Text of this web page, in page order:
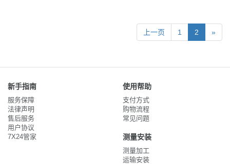
上一页 1 2 »
新手指南
服务保障
法律声明
售后服务
用户协议
7X24管家
使用帮助
支付方式
购物流程
常见问题
测量安装
测量加工
运输安装